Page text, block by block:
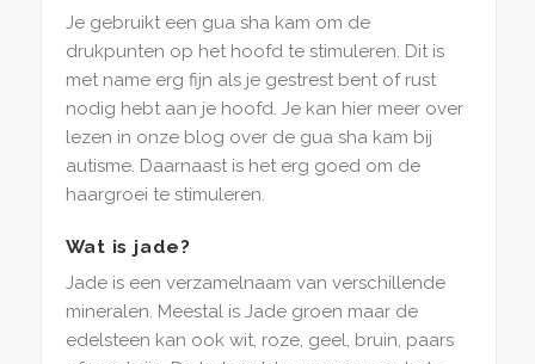
Je gebruikt een gua sha kam om de
drukpunten op het hoofd te stimuleren. Dit is
met name erg fijn als je gestrest bent of rust
nodig hebt aan je hoofd. Je kan hier meer over
lezen in onze blog over de gua sha kam bij
autisme. Daarnaast is het erg goed om de
haargroei te stimuleren.
Wat is jade?
Jade is een verzamelnaam van verschillende
mineralen. Meestal is Jade groen maar de
edelsteen kan ook wit, roze, geel, bruin, paars